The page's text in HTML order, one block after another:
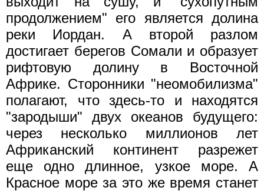
продолжением" его является долина
реки Иордан. А второй разлом
достигает берегов Сомали и образует
рифтовую долину в Восточной
Африке. Сторонники "неомобилизма"
полагают, что здесь-то и находятся
"зародыши" двух океанов будущего:
через несколько миллионов лет
Африканский континент разрежет
еще одно длинное, узкое море. А
Красное море за это же время станет